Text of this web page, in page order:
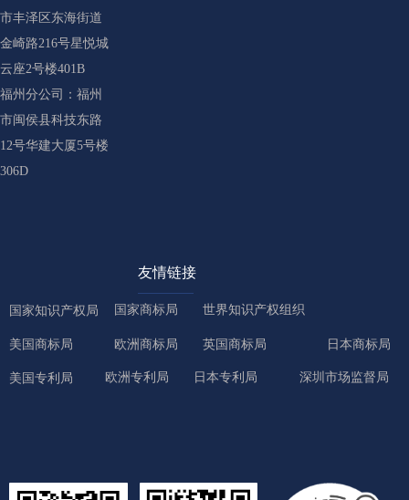
市丰泽区东海街道
金崎路216号星悦城
云座2号楼401B
福州分公司：福州
市闽侯县科技东路
12号华建大厦5号楼
306D
友情链接
国家知识产权局 国家商标局 世界知识产权组织
美国商标局 欧洲商标局 英国商标局 日本商标局
美国专利局 欧洲专利局 日本专利局 深圳市场监督局